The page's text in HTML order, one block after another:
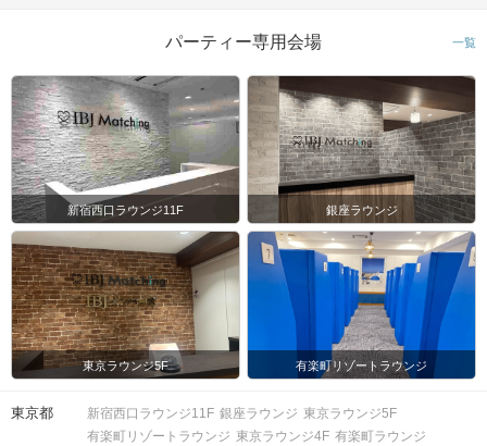
パーティー専用会場 一覧
新宿西口ラウンジ11F 銀座ラウンジ
東京ラウンジ5F 有楽町リゾートラウンジ
東京都 新宿西口ラウンジ11F 銀座ラウンジ 東京ラウンジ5F
有楽町リゾートラウンジ 東京ラウンジ4F 有楽町ラウンジ